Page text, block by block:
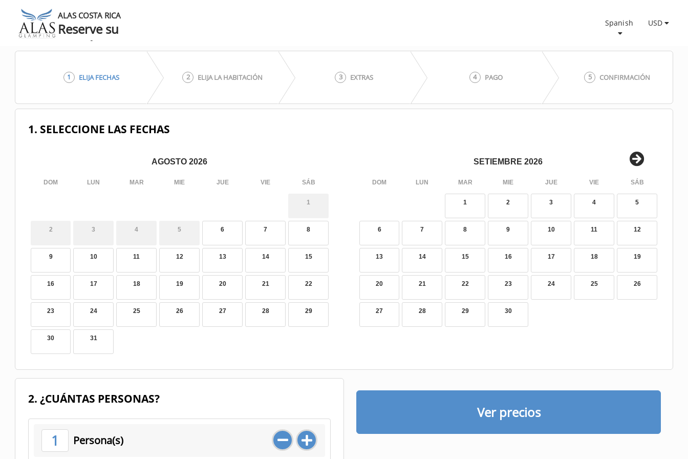
ALAS COSTA RICA
Reserve su
estadía
Spanish USD
1 ELIJA FECHAS 2 ELIJA LA HABITACIÓN 3 EXTRAS 4 PAGO 5 CONFIRMACIÓN
1. SELECCIONE LAS FECHAS
AGOSTO 2026
DOM LUN MAR MIE JUE VIE SÁB
1
2 3 4 5 6 7 8
9 10 11 12 13 14 15
16 17 18 19 20 21 22
23 24 25 26 27 28 29
30 31
SETIEMBRE 2026
DOM LUN MAR MIE JUE VIE SÁB
1 2 3 4 5
6 7 8 9 10 11 12
13 14 15 16 17 18 19
20 21 22 23 24 25 26
27 28 29 30
2. ¿CUÁNTAS PERSONAS?
1 Persona(s)
Ver precios